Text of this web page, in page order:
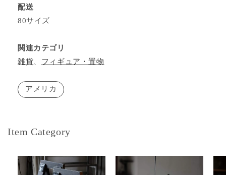
配送
80サイズ
関連カテゴリ
雑貨
フィギュア・置物
アメリカ
Item Category